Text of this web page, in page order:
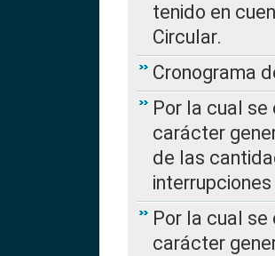
tenido en
Circular.
Cronograma
Por la cual
carácter
de las
Por la cual
carácter